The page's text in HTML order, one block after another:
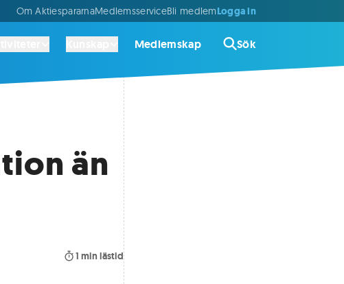
Om AktiespararnaMedlemsserviceBli medlemLogga in
Medlemskap Sök
än
1 min lästid